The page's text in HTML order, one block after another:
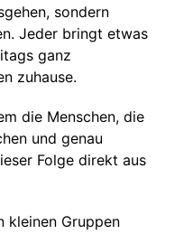
sondern
Jeder bringt etwas
ganz
zuhause.
die Menschen, die
und genau
Folge direkt aus
kleinen Gruppen